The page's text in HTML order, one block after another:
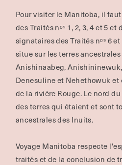
Pour visiter le Manitoba, il
des Traités nᵒˢ 1, 2, 3, 4 et 5
signataires des Traités nᵒˢ 6
situe sur les terres
Anishinaabeg,
Denesuline et Nehethowuk
de la rivière Rouge.Le nord
des terres qui étaient et sont
ancestrales des Inuits.
Voyage Manitoba respecte
traités et de la conclusion de